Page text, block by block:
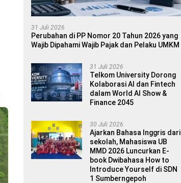
31 Juli 2026
Perubahan di PP Nomor 20 Tahun 2026 yang
Wajib Dipahami Wajib Pajak dan Pelaku UMKM
31 Juli 2026
Telkom University Dorong
Kolaborasi AI dan Fintech
dalam World AI Show &
Finance 2045
30 Juli 2026
Ajarkan Bahasa Inggris dari
sekolah, Mahasiswa UB
MMD 2026 Luncurkan E-
book Dwibahasa How to
Introduce Yourself di SDN
1 Sumberngepoh